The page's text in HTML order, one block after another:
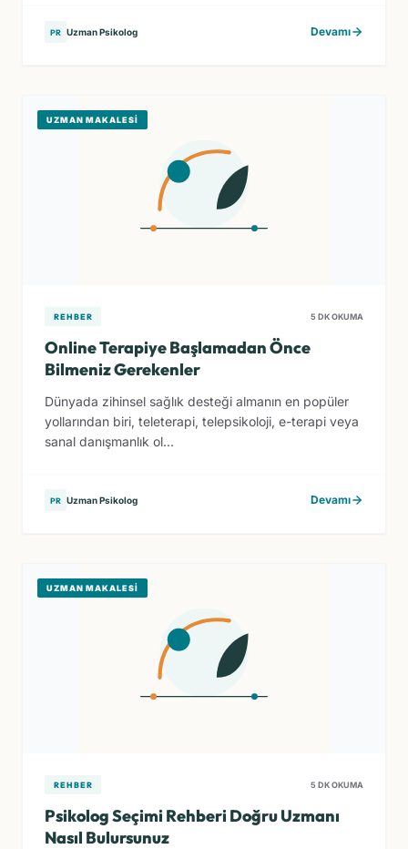
PR Uzman Psikolog Devamı
UZMAN MAKALESI
REHBER 5 DK OKUMA
Online Terapiye Başlamadan Önce
Bilmeniz Gerekenler
Dünyada zihinsel sağlık desteği almanın en popüler
yollarından biri, teleterapi, telepsikoloji, e-terapi veya
sanal danışmanlık ol...
PR Uzman Psikolog Devamı
UZMAN MAKALESI
REHBER 5 DK OKUMA
Psikolog Seçimi Rehberi Doğru Uzmanı
Nasıl Bulursunuz